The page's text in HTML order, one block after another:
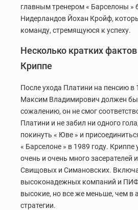
главным тренером « Барселоны »
Нидерландов Йохан Кройф,
команду, стремящуюся к успеху.
Несколько кратких
Криппе
После ухода Платини на пенсию в
Максим Владимирович должен
сожалению, он не смог
Платини и не забил ни одного
покинуть « Юве » и
« Барселоне » в 1989 году. Криппе
очень и очень много засерателей
Свищовых и Симановских.
высоконадежных компаний и ПИФ
высокие, но все же меньше, чем в
стратегии.